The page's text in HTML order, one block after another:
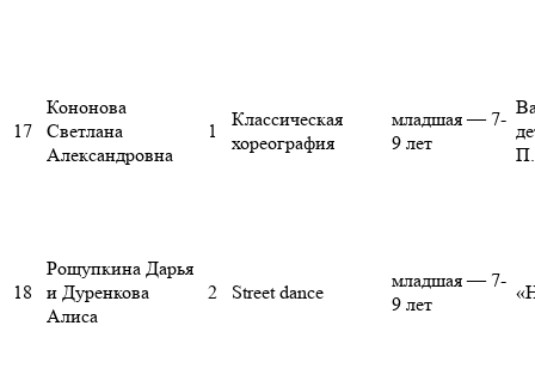
17
Кононова
Светлана
Александровна
1
Классическая
хореография
младшая — 7-
9 лет
18
Рощупкина Дарья
и Дуренкова
Алиса
2 Street dance
младшая — 7-
9 лет